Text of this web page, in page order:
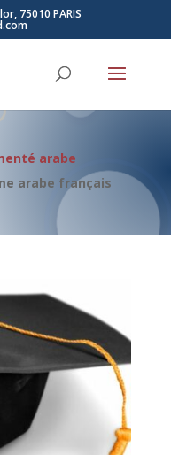
75010 PARIS
arabe
arabe français